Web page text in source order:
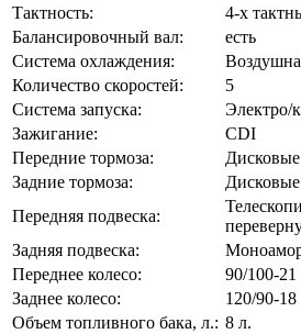
Тактность:
4-x
Балансировочный вал:
есть
Система охлаждения:
Количество скоростей:
5
Система запуска:
Электро/
Зажигание:
CDI
Передние тормоза:
Дисковые
Задние тормоза:
Дисковые
Передняя подвеска:
Задняя подвеска:
Переднее колесо:
90/100-21
Заднее колесо:
120/90-18
Объем топливного бака, л.: 8 л.